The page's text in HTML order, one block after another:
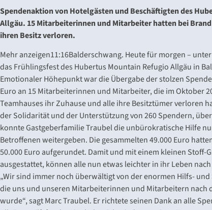
Spendenaktion von Hotelgästen und Beschäftigten des
Allgäu. 15 Mitarbeiterinnen und Mitarbeiter hatten bei Brand
ihren Besitz verloren.
Mehr anzeigen11:16Balderschwang. Heute für morgen –
das Frühlingsfest des Hubertus Mountain Refugio Allgäu in
Emotionaler Höhepunkt war die Übergabe der stolzen
Euro an 15 Mitarbeiterinnen und Mitarbeiter, die im Oktober
Teamhauses ihr Zuhause und alle ihre Besitztümer verloren
der Solidarität und der Unterstützung von 260 Spendern,
konnte Gastgeberfamilie Traubel die unbürokratische Hilfe
Betroffenen weitergeben. Die gesammelten 49.000 Euro
50.000 Euro aufgerundet. Damit und mit einem kleinen Stoff-
ausgestattet, können alle nun etwas leichter in ihr Leben
„Wir sind immer noch überwältigt von der enormen Hilfs-
die uns und unseren Mitarbeiterinnen und Mitarbeitern nach
wurde“, sagt Marc Traubel. Er richtete seinen Dank an alle